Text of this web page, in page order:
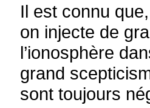
Il est connu
on injecte de
l’ionosphère
grand
sont toujours